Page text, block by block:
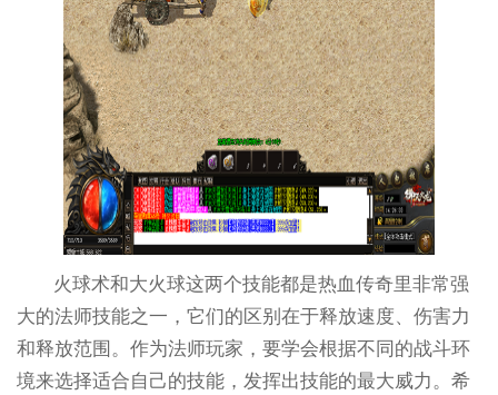
火球术和大火球这两个技能都是热血传奇里非常强
大的法师技能之一，它们的区别在于释放速度、伤害力
和释放范围。作为法师玩家，要学会根据不同的战斗环
境来选择适合自己的技能，发挥出技能的最大威力。希